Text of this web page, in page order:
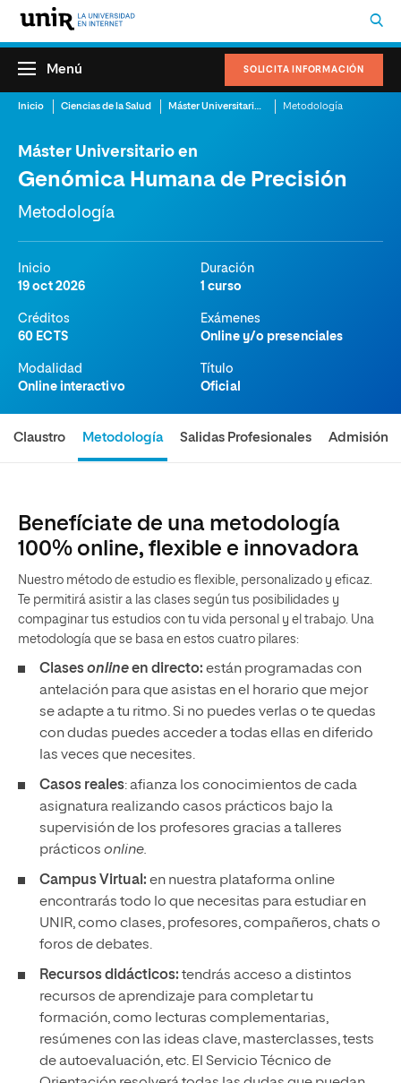
SOLICITA INFORMACIÓN
Menú
Inicio Ciencias de la Salud Máster Universitario en Genómica Humana de Precisión Metodología
Máster Universitario en
Genómica Humana de Precisión
Metodología
Inicio
19 oct 2026
Duración
1 curso
Créditos
60 ECTS
Exámenes
Online y/o presenciales
Modalidad
Online interactivo
Título
Oficial
Claustro Metodología Salidas Profesionales Admisión
Benefíciate de una metodología
100% online, flexible e innovadora
Nuestro método de estudio es flexible, personalizado y eficaz.
Te permitirá asistir a las clases según tus posibilidades y
compaginar tus estudios con tu vida personal y el trabajo. Una
metodología que se basa en estos cuatro pilares:
Clasesonlineen directo: están programadas con
antelación para que asistas en el horario que mejor
se adapte a tu ritmo. Si no puedes verlas o te quedas
con dudas puedes acceder a todas ellas en diferido
las veces que necesites.
Casos reales: afianza los conocimientos de cada
asignatura realizando casos prácticos bajo la
supervisión de los profesores gracias a talleres
prácticos online.
Campus Virtual: en nuestra plataforma online
encontrarás todo lo que necesitas para estudiar en
UNIR, como clases, profesores, compañeros, chats o
foros de debates.
Recursos didácticos: tendrás acceso a distintos
recursos de aprendizaje para completar tu
formación, como lecturas complementarias,
resúmenes con las ideas clave, masterclasses, tests
de autoevaluación, etc. El Servicio Técnico de